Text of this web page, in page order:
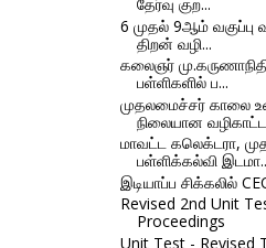
6 முதல் 9ஆம்
திறன் வழி...
கலைஞர்
பள்ளிகளில் ப...
முதலமைச்சர் காலை
நிலையான
மாவட்ட கலெக்டரா,
பள்ளிக்கல்வி
இடியாப்ப சிக்கலில்
Revised 2nd Unit
Proceedings
Unit Test - Revised